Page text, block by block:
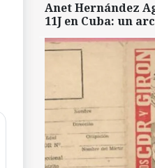
Anet Hernández
11J en Cuba: un